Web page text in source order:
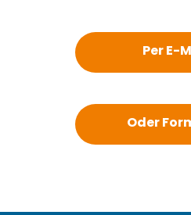
Per E-
Oder